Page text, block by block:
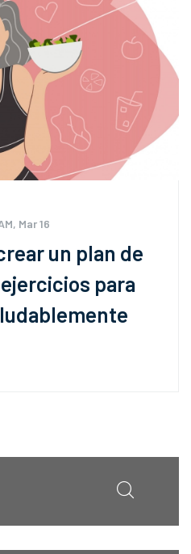
Mar 16
un plan de
para